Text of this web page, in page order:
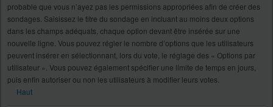
probable que vous n’ayez pas les permissions appropriées afin de créer des
sondages. Saisissez le titre du sondage en incluant au moins deux options
dans les champs adéquats, chaque option devant être insérée sur une
nouvelle ligne. Vous pouvez régler le nombre d’options que les utilisateurs
peuvent insérer en sélectionnant, lors du vote, le réglage des « Options par
utilisateur ». Vous pouvez également spécifier une limite de temps en jours,
puis enfin autoriser ou non les utilisateurs à modifier leurs votes.
Haut